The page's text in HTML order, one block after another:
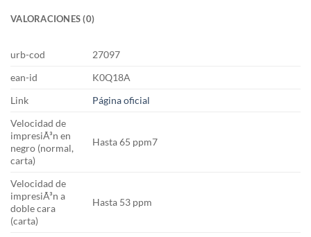
VALORACIONES (0)
urb-cod
27097
ean-id
K0Q18A
Link
Página oficial
Velocidad de
impresiÃ³n en
negro (normal,
carta)
Hasta 65 ppm7
Velocidad de
impresiÃ³n a
doble cara
(carta)
Hasta 53 ppm